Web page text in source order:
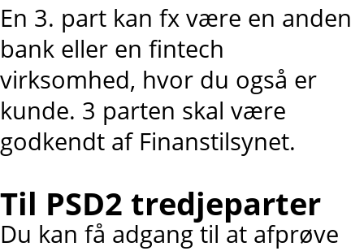
En 3. part kan fx være en anden
bank eller en fintech
virksomhed, hvor du også er
kunde. 3 parten skal være
godkendt af Finanstilsynet.
Til PSD2 tredjeparter
Du kan få adgang til at afprøve